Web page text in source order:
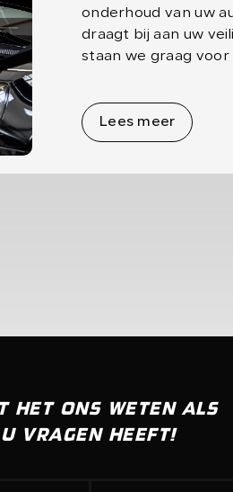
onderhoud van uw
draagt bij aan uw
staan we graag voor
Lees meer
HET ONS WETEN ALS
U VRAGEN HEEFT!